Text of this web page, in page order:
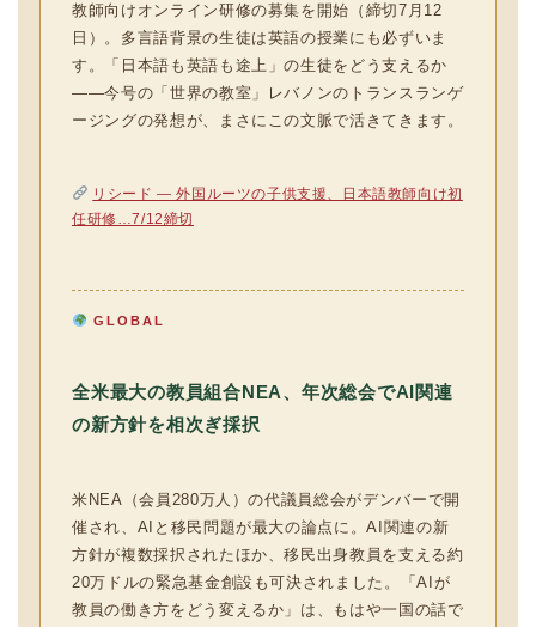
教師向けオンライン研修の募集を開始（締切7月12
日）。多言語背景の生徒は英語の授業にも必ずいま
す。「日本語も英語も途上」の生徒をどう支えるか
——今号の「世界の教室」レバノンのトランスランゲ
ージングの発想が、まさにこの文脈で活きてきます。
リシード — 外国ルーツの子供支援、日本語教師向け初
任研修…7/12締切
GLOBAL
全米最大の教員組合NEA、年次総会でAI関連
の新方針を相次ぎ採択
米NEA（会員280万人）の代議員総会がデンバーで開
催され、AIと移民問題が最大の論点に。AI関連の新
方針が複数採択されたほか、移民出身教員を支える約
20万ドルの緊急基金創設も可決されました。「AIが
教員の働き方をどう変えるか」は、もはや一国の話で